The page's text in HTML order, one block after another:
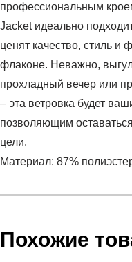
профессиональным
Jacket идеально
ценят качество, стиль и
флаконе. Неважно,
прохладный вечер или
– эта ветровка будет
позволяющим
цели.
Материал: 87%
Артикул:1377043-348
STORM Jacket
Условия оплаты
высылает Вам менеджер.
Похожие